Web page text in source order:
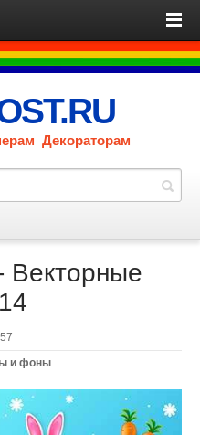
Декораторам
Векторные
и фоны